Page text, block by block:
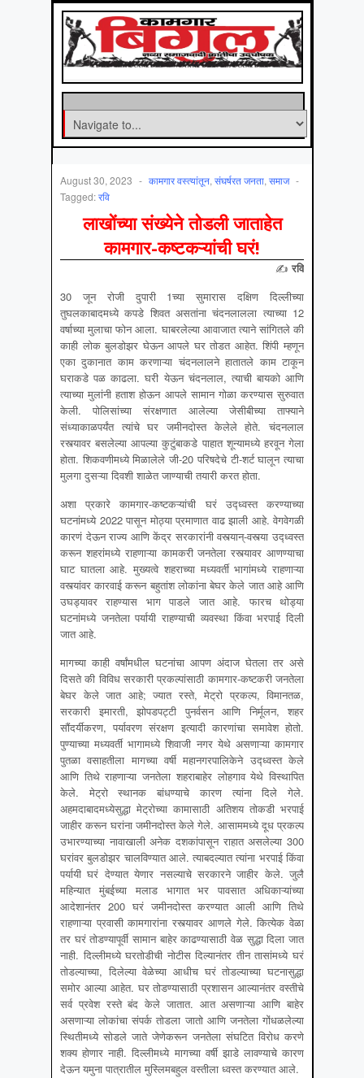
August 30, 2023 - कामगार वस्‍त्‍यांतून, संघर्षरत जनता, समाज -
Tagged:रवि
लाखोंच्या संख्येने तोडली जाताहेत
कामगार-कष्टकऱ्यांची घरं!
✍ रवि
30 जून रोजी दुपारी 1च्या सुमारास दक्षिण दिल्लीच्या
तुघलकाबादमध्ये कपडे शिवत असतांना चंदनलालला त्याच्या 12
वर्षाच्या मुलाचा फोन आला. घाबरलेल्या आवाजात त्याने सांगितले की
काही लोक बुलडोझर घेऊन आपले घर तोडत आहेत. शिंपी म्हणून
एका दुकानात काम करणाऱ्या चंदनलालने हातातले काम टाकून
घराकडे पळ काढला. घरी येऊन चंदनलाल, त्याची बायको आणि
त्याच्या मुलांनी हताश होऊन आपले सामान गोळा करण्यास सुरुवात
केली. पोलिसांच्या संरक्षणात आलेल्या जेसीबीच्या ताफ्याने
संध्याकाळपर्यंत त्यांचे घर जमीनदोस्त केलेले होते. चंदनलाल
रस्त्यावर बसलेल्या आपल्या कुटुंबाकडे पाहात शून्यामध्ये हरवून गेला
होता. शिकवणीमध्ये मिळालेले जी-20 परिषदेचे टी-शर्ट घालून त्याचा
मुलगा दुसऱ्या दिवशी शाळेत जाण्याची तयारी करत होता.
अशा प्रकारे कामगार-कष्टकऱ्यांची घरं उद्ध्वस्त करण्याच्या
घटनांमध्ये 2022 पासून मोठ्या प्रमाणात वाढ झाली आहे. वेगवेगळी
कारणं देऊन राज्य आणि केंद्र सरकारांनी वस्त्यान्-वस्त्या उद्ध्वस्त
करून शहरांमध्ये राहणाऱ्या कामकरी जनतेला रस्त्यावर आणण्याचा
घाट घातला आहे. मुख्यत्वे शहराच्या मध्यवर्ती भागांमध्ये राहणाऱ्या
वस्त्यांवर कारवाई करून बहुतांश लोकांना बेघर केले जात आहे आणि
उघड्यावर राहण्यास भाग पाडले जात आहे. फारच थोड्या
घटनांमध्ये जनतेला पर्यायी राहण्याची व्यवस्था किंवा भरपाई दिली
जात आहे.
मागच्या काही वर्षांमधील घटनांचा आपण अंदाज घेतला तर असे
दिसते की विविध सरकारी प्रकल्पांसाठी कामगार-कष्टकरी जनतेला
बेघर केले जात आहे; ज्यात रस्ते, मेट्रो प्रकल्प, विमानतळ,
सरकारी इमारती, झोपडपट्टी पुनर्वसन आणि निर्मूलन, शहर
साैंदर्यीकरण, पर्यावरण संरक्षण इत्यादी कारणांचा समावेश होतो.
पुण्याच्या मध्यवर्ती भागामध्ये शिवाजी नगर येथे असणाऱ्या कामगार
पुतळा वसाहतीला मागच्या वर्षी महानगरपालिकेने उद्ध्वस्त केले
आणि तिथे राहणाऱ्या जनतेला शहराबाहेर लोहगाव येथे विस्थापित
केले. मेट्रो स्थानक बांधण्याचे कारण त्यांना दिले गेले.
अहमदाबादमध्येसुद्धा मेट्रोच्या कामासाठी अतिशय तोकडी भरपाई
जाहीर करून घरांना जमीनदोस्त केले गेले. आसाममध्ये दूध प्रकल्प
उभारण्याच्या नावाखाली अनेक दशकांपासून राहात असलेल्या 300
घरांवर बुलडोझर चालविण्यात आले. त्याबदल्यात त्यांना भरपाई किंवा
पर्यायी घरं देण्यात येणार नसल्याचे सरकारने जाहीर केले. जुलै
महिन्यात मुंबईच्या मलाड भागात भर पावसात अधिकाऱ्यांच्या
आदेशानंतर 200 घरं जमीनदोस्त करण्यात आली आणि तिथे
राहणाऱ्या प्रवासी कामगारांना रस्त्यावर आणले गेले. कित्येक वेळा
तर घरं तोडण्यापूर्वी सामान बाहेर काढण्यासाठी वेळ सुद्धा दिला जात
नाही. दिल्लीमध्ये घरतोडीची नोटीस दिल्यानंतर तीन तासांमध्ये घरं
तोडल्याच्या, दिलेल्या वेळेच्या आधीच घरं तोडल्याच्या घटनासुद्धा
समोर आल्या आहेत. घर तोडण्यासाठी प्रशासन आल्यानंतर वस्तीचे
सर्व प्रवेश रस्ते बंद केले जातात. आत असणाऱ्या आणि बाहेर
असणाऱ्या लोकांचा संपर्क तोडला जातो आणि जनतेला गोंधळलेल्या
स्थितीमध्ये सोडले जाते जेणेकरून जनतेला संघटित विरोध करणे
शक्य होणार नाही. दिल्लीमध्ये मागच्या वर्षी झाडे लावण्याचे कारण
देऊन यमुना पात्रातील मुस्लिमबहुल वस्तीला ध्वस्त करण्यात आले.